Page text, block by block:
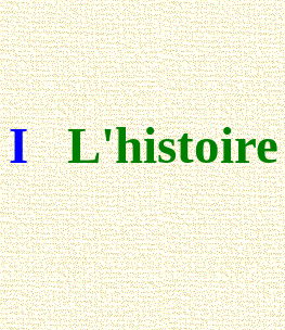
IL'histoire